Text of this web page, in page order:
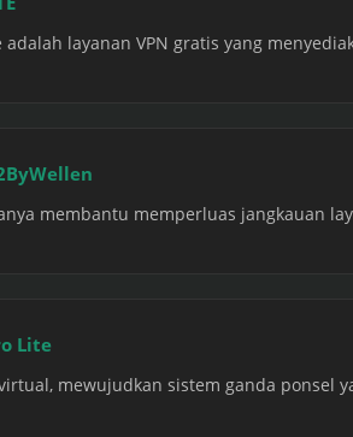
adalah layanan VPN gratis yang
membantu memperluas jangkauan
Lite
mewujudkan sistem ganda ponsel